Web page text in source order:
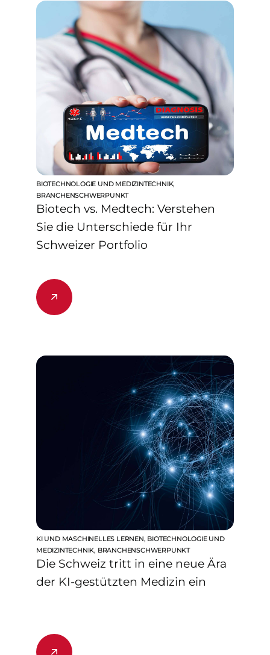
BIOTECHNOLOGIE UND MEDIZINTECHNIK,
BRANCHENSCHWERPUNKT
Biotech vs. Medtech: Verstehen
Sie die Unterschiede für Ihr
Schweizer Portfolio
KI UND MASCHINELLES LERNEN, BIOTECHNOLOGIE UND
MEDIZINTECHNIK, BRANCHENSCHWERPUNKT
Die Schweiz tritt in eine neue Ära
der KI-gestützten Medizin ein